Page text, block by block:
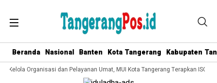
Beranda Nasional Banten Kota Tangerang Kabupaten
Kelola Organisasi dan Pelayanan Umat, MUI Kota Tangerang Terapkan ISO